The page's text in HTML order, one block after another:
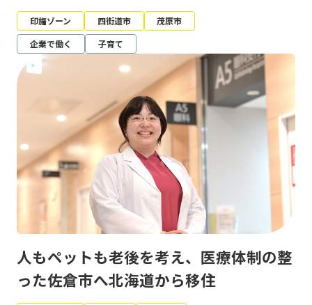
印旛ゾーン 四街道市
茂原市
企業で働く
子育て
人もペットも老後を考え、医療体制の整
った佐倉市へ北海道から移住